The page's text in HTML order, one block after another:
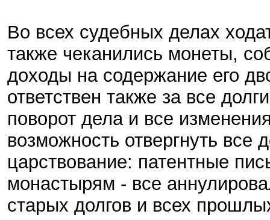
Во всех судебных делах
также чеканились монеты,
доходы на содержание его
ответствен также за все
поворот дела и все
возможность отвергнуть все
царствование: патентные
монастырям - все
старых долгов и всех